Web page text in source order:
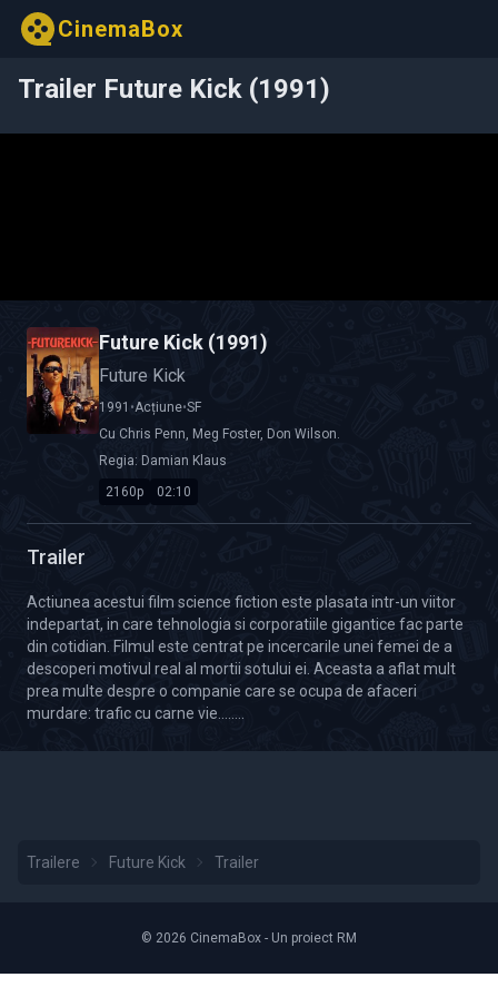
CinemaBox
Trailer Future Kick (1991)
Future Kick (1991)
Future Kick
1991 •Acțiune•SF
Cu Chris Penn, Meg Foster, Don Wilson.
Regia: Damian Klaus
2160p
Calitate Video: HD 2160p
02:10
Durată: 02:10
Trailer
Actiunea acestui film science fiction este plasata intr-un viitor
indepartat, in care tehnologia si corporatiile gigantice fac parte
din cotidian. Filmul este centrat pe incercarile unei femei de a
descoperi motivul real al mortii sotului ei. Aceasta a aflat mult
prea multe despre o companie care se ocupa de afaceri
murdare: trafic cu carne vie........
Trailere Future Kick Trailer
© 2026 CinemaBox - Un proiect RM